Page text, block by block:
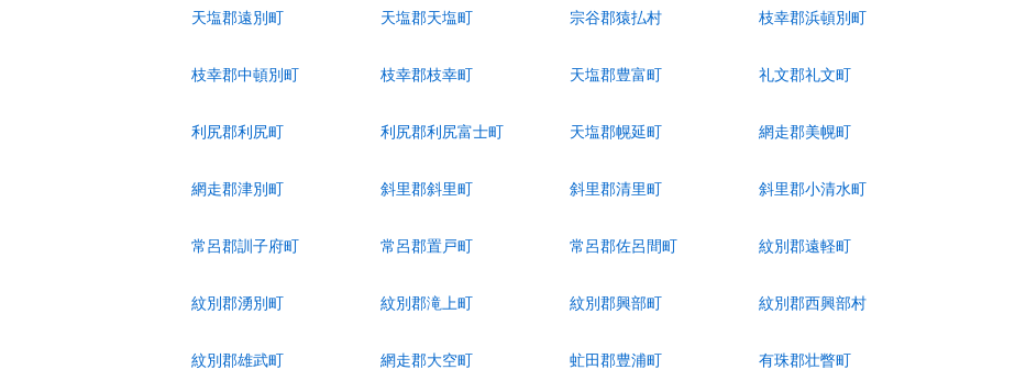
天塩郡遠別町 天塩郡天塩町 宗谷郡猿払村 枝幸郡浜頓別町
枝幸郡中頓別町 枝幸郡枝幸町 天塩郡豊富町 礼文郡礼文町
利尻郡利尻町 利尻郡利尻富士町 天塩郡幌延町 網走郡美幌町
網走郡津別町 斜里郡斜里町 斜里郡清里町 斜里郡小清水町
常呂郡訓子府町 常呂郡置戸町 常呂郡佐呂間町 紋別郡遠軽町
紋別郡湧別町 紋別郡滝上町 紋別郡興部町 紋別郡西興部村
紋別郡雄武町 網走郡大空町 虻田郡豊浦町 有珠郡壮瞥町